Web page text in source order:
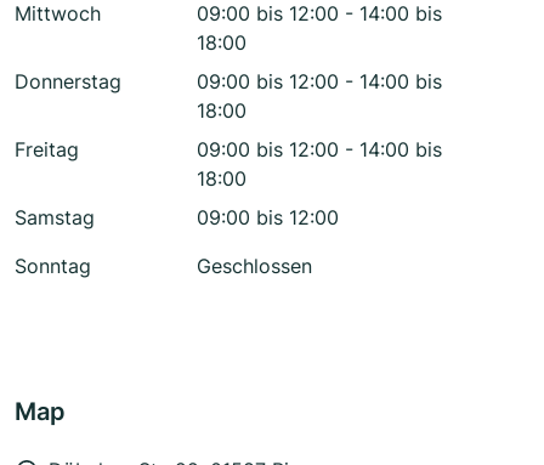
Mittwoch
09:00 bis 12:00 - 14:00 bis
18:00
Donnerstag
09:00 bis 12:00 - 14:00 bis
18:00
Freitag
09:00 bis 12:00 - 14:00 bis
18:00
Samstag
09:00 bis 12:00
Sonntag
Geschlossen
Map